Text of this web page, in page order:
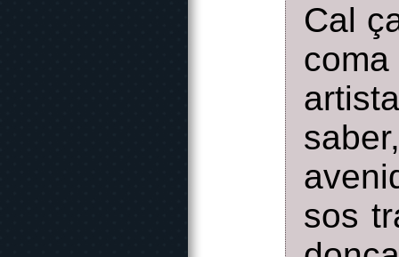
Cal
sos